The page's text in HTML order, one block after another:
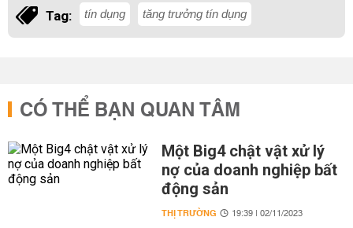
Tag: tín dụng tăng trưởng tín dụng
CÓ THỂ BẠN QUAN TÂM
Một Big4 chật vật xử lý
nợ của doanh nghiệp bất
động sản
THỊ TRƯỜNG 19:39 | 02/11/2023